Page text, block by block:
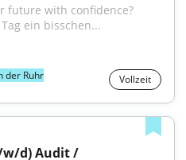
future with confidence?
ein bisschen...
der Ruhr Vollzeit